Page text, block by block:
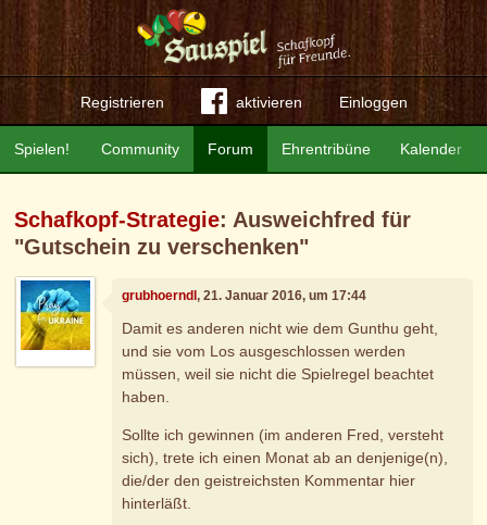
Registrieren aktivieren Einloggen
Community Forum Ehrentribüne Kalender
Spielen!
Schafkopf-Strategie: Ausweichfred für
"Gutschein zu verschenken"
grubhoerndl, 21. Januar 2016, um 17:44
Damit es anderen nicht wie dem Gunthu geht,
und sie vom Los ausgeschlossen werden
müssen, weil sie nicht die Spielregel beachtet
haben.
Sollte ich gewinnen (im anderen Fred, versteht
sich), trete ich einen Monat ab an denjenige(n),
die/der den geistreichsten Kommentar hier
hinterläßt.